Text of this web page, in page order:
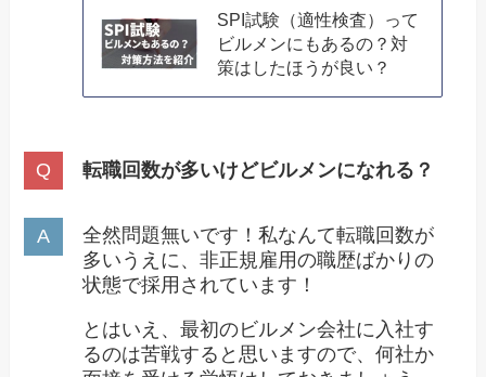
SPI試験（適性検査）って
ビルメンにもあるの？対
策はしたほうが良い？
転職回数が多いけどビルメンになれる？
全然問題無いです！私なんて転職回数が
多いうえに、非正規雇用の職歴ばかりの
状態で採用されています！
とはいえ、最初のビルメン会社に入社す
るのは苦戦すると思いますので、何社か